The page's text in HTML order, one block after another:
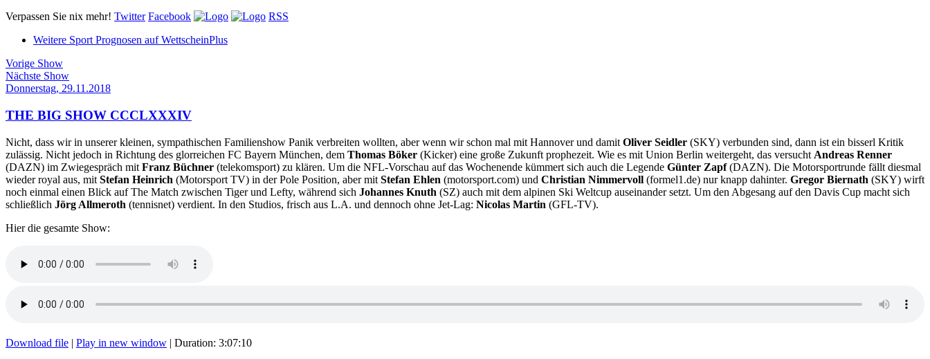
Verpassen Sie nix mehr! Twitter Facebook
RSS
Weitere Sport Prognosen auf WettscheinPlus
Vorige Show
Nächste Show
Donnerstag, 29.11.2018
THE BIG SHOW CCCLXXXIV
Nicht, dass wir in unserer kleinen, sympathischen Familienshow Panik verbreiten wollten, aber wenn wir schon mal mit Hannover und damit Oliver Seidler (SKY) verbunden sind, dann ist ein bisserl Kritik
zulässig. Nicht jedoch in Richtung des glorreichen FC Bayern München, dem Thomas Böker (Kicker) eine große Zukunft prophezeit. Wie es mit Union Berlin weitergeht, das versucht Andreas Renner
(DAZN) im Zwiegespräch mit Franz Büchner (telekomsport) zu klären. Um die NFL-Vorschau auf das Wochenende kümmert sich auch die Legende Günter Zapf(DAZN). Die Motorsportrunde fällt diesmal
wieder royal aus, mit Stefan Heinrich (Motorsport TV) in der Pole Position, aber mit Stefan Ehlen (motorsport.com) und Christian Nimmervoll (formel1.de) nur knapp dahinter. Gregor Biernath (SKY) wirft
noch einmal einen Blick auf The Match zwischen Tiger und Lefty, während sich Johannes Knuth (SZ) auch mit dem alpinen Ski Weltcup auseinander setzt. Um den Abgesang auf den Davis Cup macht sich
schließlich Jörg Allmeroth (tennisnet) verdient. In den Studios, frisch aus L.A. und dennoch ohne Jet-Lag: Nicolas Martin (GFL-TV).
Hier die gesamte Show:
Download file | Play in new window | Duration: 3:07:10